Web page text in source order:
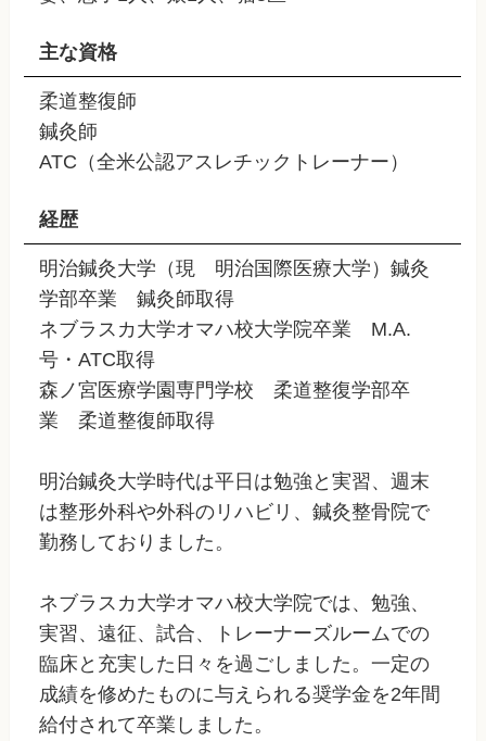
主な資格
柔道整復師
鍼灸師
ATC（全米公認アスレチックトレーナー）
経歴
明治鍼灸大学（現 明治国際医療大学）鍼灸
学部卒業 鍼灸師取得
ネブラスカ大学オマハ校大学院卒業 M.A.
号・ATC取得
森ノ宮医療学園専門学校 柔道整復学部卒
業 柔道整復師取得
明治鍼灸大学時代は平日は勉強と実習、週末
は整形外科や外科のリハビリ、鍼灸整骨院で
勤務しておりました。
ネブラスカ大学オマハ校大学院では、勉強、
実習、遠征、試合、トレーナーズルームでの
臨床と充実した日々を過ごしました。一定の
成績を修めたものに与えられる奨学金を2年間
給付されて卒業しました。